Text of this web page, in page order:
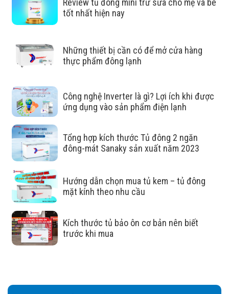
2 ngăn đông/mát bảo quản thực
phẩm hiệu quả
Ngăn bảo quản ngăn đông: có nhiệt độ lạnh sâu <= -18 độ
C, đông lạnh sâu và hiệu quả, phù hợp với nhu cầu bảo
quản một số thực phẩm như thịt, cá, …trong thời gian dài.
Ngăn bảo quản ngăn mát: có nhiệt độ dao động từ 0 độ C
– 10 độ C, phù hợp với nhu cầu bảo quản thực phẩm ngắn
Review tủ đông mini trữ sữa cho mẹ và bé
tốt nhất hiện nay
Những thiết bị cần có để mở cửa hàng
thực phẩm đông lạnh
Công nghệ Inverter là gì? Lợi ích khi được
ứng dụng vào sản phẩm điện lạnh
Tổng hợp kích thước Tủ đông 2 ngăn
đông-mát Sanaky sản xuất năm 2023
Hướng dẫn chọn mua tủ kem – tủ đông
mặt kính theo nhu cầu
Kích thước tủ bảo ôn cơ bản nên biết
trước khi mua